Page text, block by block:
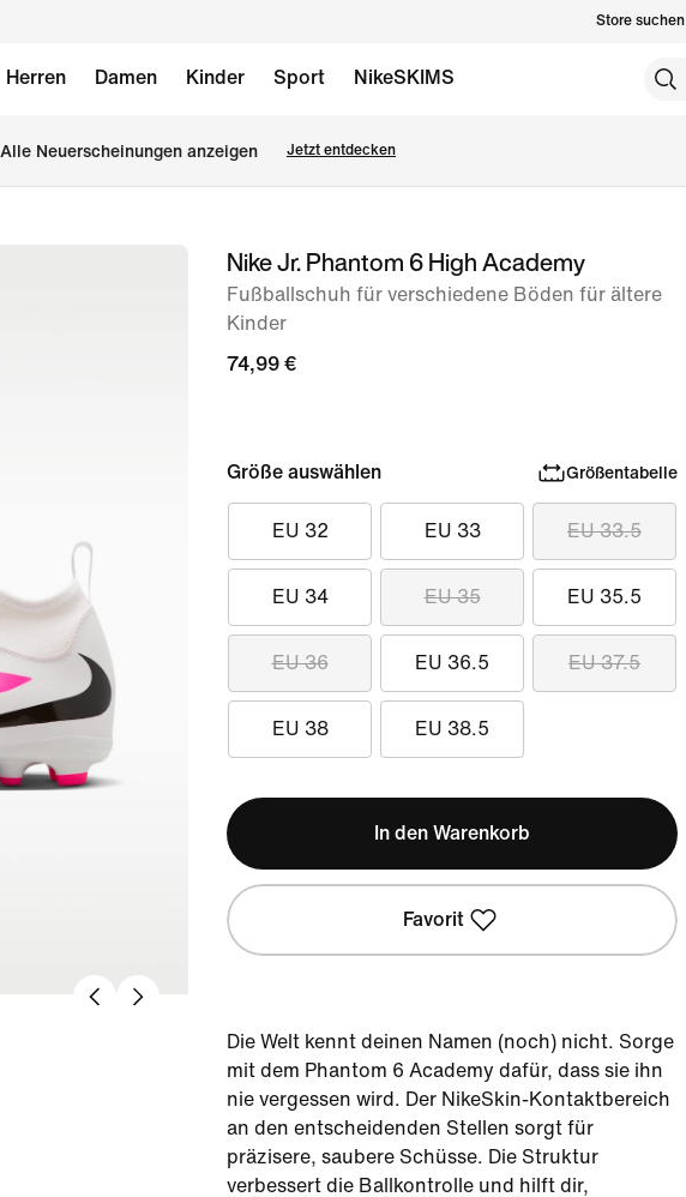
Store suchen
Herren Damen Kinder Sport NikeSKIMS
Alle Neuerscheinungen anzeigen Jetzt entdecken
Bild 1Nike Jr. Phantom 6 High Academy
Fußballschuh für verschiedene Böden für ältere
Kinder
74,99 €
Größe auswählen Größentabelle
EU 32 EU 33 EU 33.5
EU 34 EU 35 EU 35.5
EU 36 EU 36.5 EU 37.5
EU 38 EU 38.5
In den Warenkorb
Favorit
Die Welt kennt deinen Namen (noch) nicht. Sorge
mit dem Phantom 6 Academy dafür, dass sie ihn
nie vergessen wird. Der NikeSkin-Kontaktbereich
an den entscheidenden Stellen sorgt für
präzisere, saubere Schüsse. Die Struktur
verbessert die Ballkontrolle und hilft dir,